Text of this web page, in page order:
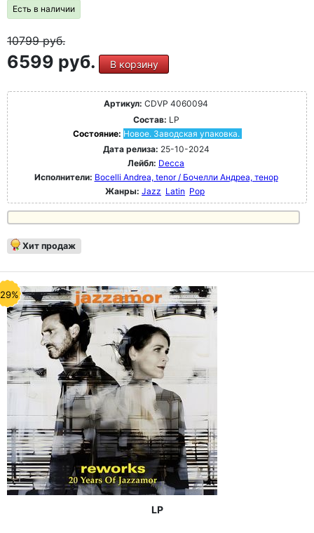
Есть в наличии
10799руб.
6599 руб. В корзину
Артикул: CDVP 4060094
Состав: LP
Состояние: Новое. Заводская упаковка.
Дата релиза: 25-10-2024
Лейбл: Decca
Исполнители: Bocelli Andrea, tenor / Бочелли Андреа, тенор
Жанры: Jazz Latin Pop
Хит продаж
LP